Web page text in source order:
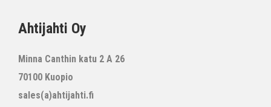
Ahtijahti Oy
Minna Canthin katu 2 A 26
70100 Kuopio
sales(a)ahtijahti.fi